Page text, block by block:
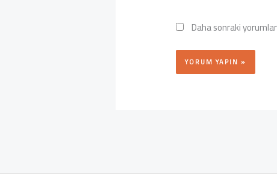
Daha sonraki